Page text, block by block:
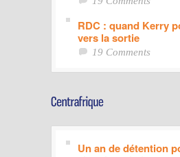
RDC : quand Kerry
vers la sortie
19 Comments
Un an de détention